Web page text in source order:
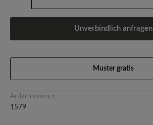
Unverbindlich anfragen
Muster gratis
Artikelnummer:
1579